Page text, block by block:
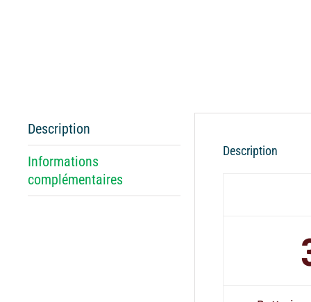
Description
Informations
complémentaires
Description